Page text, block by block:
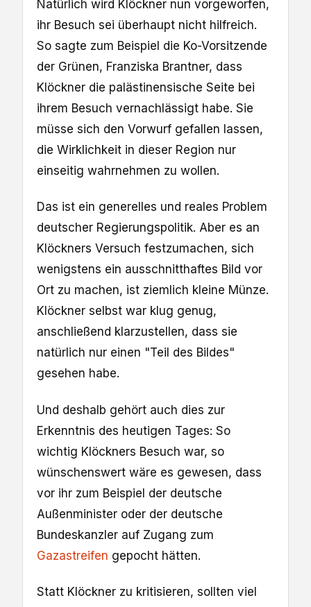
Natürlich wird Klöckner nun vorgeworfen,
ihr Besuch sei überhaupt nicht hilfreich.
So sagte zum Beispiel die Ko-Vorsitzende
der Grünen, Franziska Brantner, dass
Klöckner die palästinensische Seite bei
ihrem Besuch vernachlässigt habe. Sie
müsse sich den Vorwurf gefallen lassen,
die Wirklichkeit in dieser Region nur
einseitig wahrnehmen zu wollen.
Das ist ein generelles und reales Problem
deutscher Regierungspolitik. Aber es an
Klöckners Versuch festzumachen, sich
wenigstens ein ausschnitthaftes Bild vor
Ort zu machen, ist ziemlich kleine Münze.
Klöckner selbst war klug genug,
anschließend klarzustellen, dass sie
natürlich nur einen "Teil des Bildes"
gesehen habe.
Und deshalb gehört auch dies zur
Erkenntnis des heutigen Tages: So
wichtig Klöckners Besuch war, so
wünschenswert wäre es gewesen, dass
vor ihr zum Beispiel der deutsche
Außenminister oder der deutsche
Bundeskanzler auf Zugang zum
Gazastreifen gepocht hätten.
Statt Klöckner zu kritisieren, sollten viel